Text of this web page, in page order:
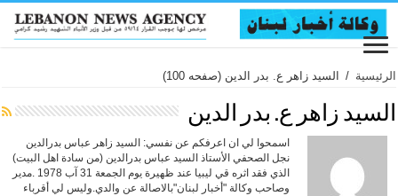
الرئيسية / السيد زاهر ع. بدر الدين (صفحه 100)
السيد زاهر ع. بدر الدين
اسمحوا لي ان اعرفكم عن نفسي: السيد زاهر عباس بدرالدين
نجل الصحفي الأستاذ السيد عباس بدرالدين (من سادة اهل البيت)
الذي فقد اثره قي ليبيا عند ظهيرة يوم الجمعة 31 آب 1978 .مدير
وصاحب وكالة "أخبار لبنان"بالاصالة عن والدي.وليس لي أقرباء